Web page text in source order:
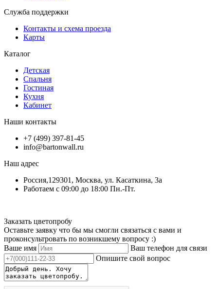
Служба поддержки
Контакты и схема проезда
Карты
Каталог
Детская
Спальня
Гостиная
Кухня
Кабинет
Наши контакты
+7 (499) 397-81-45
info@bartonwall.ru
Наш адрес
Россия,129301, Москва, ул. Касаткина, 3а
Работаем с 09:00 до 18:00 Пн.-Пт.
Заказать цветопробу
Оставьте заявку что бы мы смогли связаться с вами и
проконсультровать по возникшему вопросу :)
Ваше имя
Ваш телефон для связи
Опишите свой вопрос